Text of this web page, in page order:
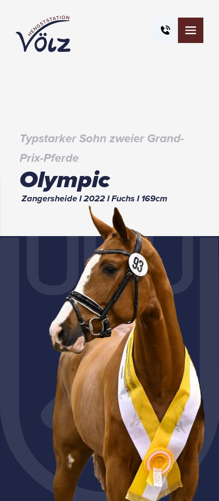
Typstarker Sohn zweier Grand-
Prix-Pferde
Olympic
ZangersheideI2022IFuchs I 169cm